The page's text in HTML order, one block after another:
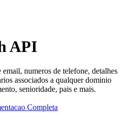
API
numeros de telefone, detalhes
associados a qualquer dominio
senioridade, pais e mais.
Completa